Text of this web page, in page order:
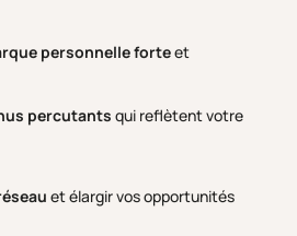
personnelle forteet
percutants qui reflètent votre
et élargir vos opportunités